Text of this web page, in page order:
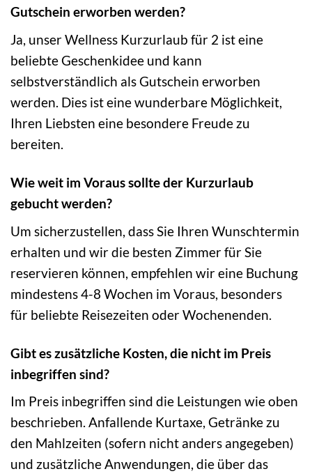
Gutschein erworben werden?
Ja, unser Wellness Kurzurlaub für 2 ist eine
beliebte Geschenkidee und kann
selbstverständlich als Gutschein erworben
werden. Dies ist eine wunderbare Möglichkeit,
Ihren Liebsten eine besondere Freude zu
bereiten.
Wie weit im Voraus sollte der Kurzurlaub
gebucht werden?
Um sicherzustellen, dass Sie Ihren Wunschtermin
erhalten und wir die besten Zimmer für Sie
reservieren können, empfehlen wir eine Buchung
mindestens 4-8 Wochen im Voraus, besonders
für beliebte Reisezeiten oder Wochenenden.
Gibt es zusätzliche Kosten, die nicht im Preis
inbegriffen sind?
Im Preis inbegriffen sind die Leistungen wie oben
beschrieben. Anfallende Kurtaxe, Getränke zu
den Mahlzeiten (sofern nicht anders angegeben)
und zusätzliche Anwendungen, die über das